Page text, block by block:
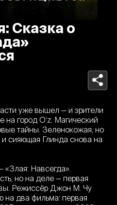
Сказка о
уже вышел — и зрители
на город О‘z. Магический
тайны. Зеленокожая, но
сияющая Глинда снова на
Навсегда».
но на деле — первая
Режиссёр Джон М. Чу
на два фильма: первая